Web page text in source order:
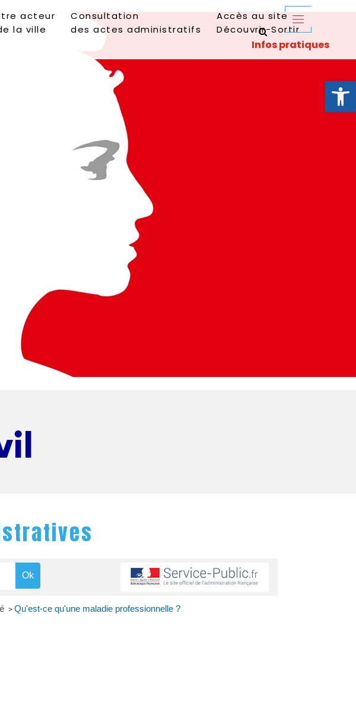
Ouvrir
acteur
la ville
Consultation
des actes administratifs
Accès au site
Découvrir-Sortir
> Qu'est-ce qu'une maladie professionnelle ?